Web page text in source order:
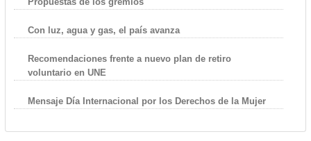
Con luz, agua y gas, el país avanza
Recomendaciones frente a nuevo plan de retiro
voluntario en UNE
Mensaje Día Internacional por los Derechos de la Mujer